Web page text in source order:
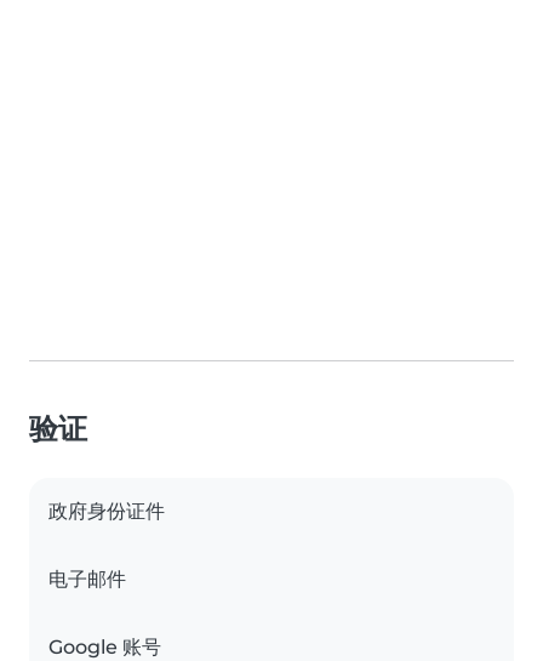
验证
政府身份证件
电子邮件
Google 账号